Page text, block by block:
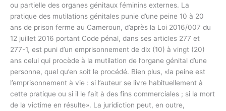
ou partielle des organes génitaux féminins externes. La
pratique des mutilations génitales punie d’une peine 10 à 20
ans de prison ferme au Cameroun, d’après la Loi 2016/007 du
12 juillet 2016 portant Code pénal, dans ses articles 277 et
277-1, est puni d’un emprisonnement de dix (10) à vingt (20)
ans celui qui procède à la mutilation de l’organe génital d’une
personne, quel qu’en soit le procédé. Bien plus, «la peine est
l’emprisonnement à vie : si l’auteur se livre habituellement à
cette pratique ou si il le fait à des fins commerciales ; si la mort
de la victime en résulte». La juridiction peut, en outre,